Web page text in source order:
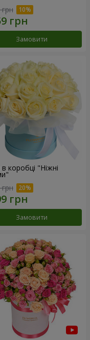
Замовити
в коробці "Ніжні
Замовити